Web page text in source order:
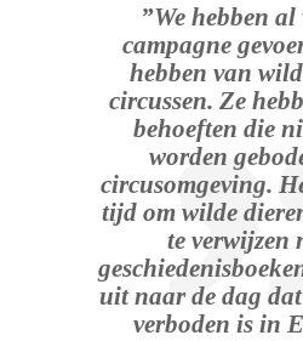
”We hebben
campagne
hebben van
circussen. Ze
behoeften die
worden
circusomgeving.
tijd om wilde
te verwijzen
uit naar de dag
verboden is in